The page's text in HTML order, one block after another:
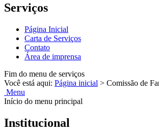
Serviços
Página Inicial
Carta de Serviços
Contato
Área de imprensa
Fim do menu de serviços
Você está aqui: Página inicial > Comissão de
Menu
Início do menu principal
Institucional